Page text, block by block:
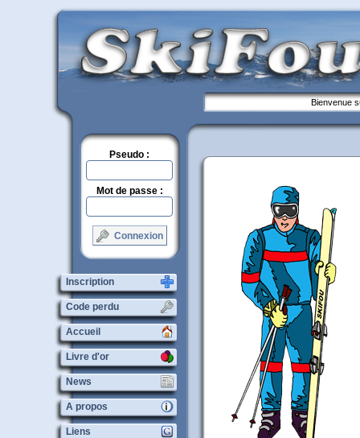
Bienvenue
Pseudo :
Mot de passe :
Connexion
Inscription
Code perdu
Accueil
Livre d'or
News
A propos
Liens